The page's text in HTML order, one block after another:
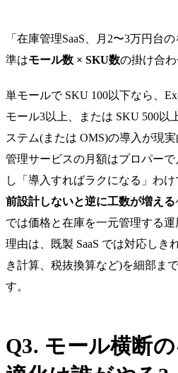
「在庫管理SaaS、月2〜3万円
準はモール数 × SKU数の掛け合わ
単モールで SKU 100以下なら、
モール3以上、または SKU 500以
ステム(または OMS)の導入が現
管理サービスの月額はプロパー
し「導入すればラクになる」わけ
前設計しないと逆に工数が増える
では価格と在庫を一元管理する運
理由は、既製 SaaS では対応しき
き計算、税抜換算など)を細部ま
す。
Q3. モール横断